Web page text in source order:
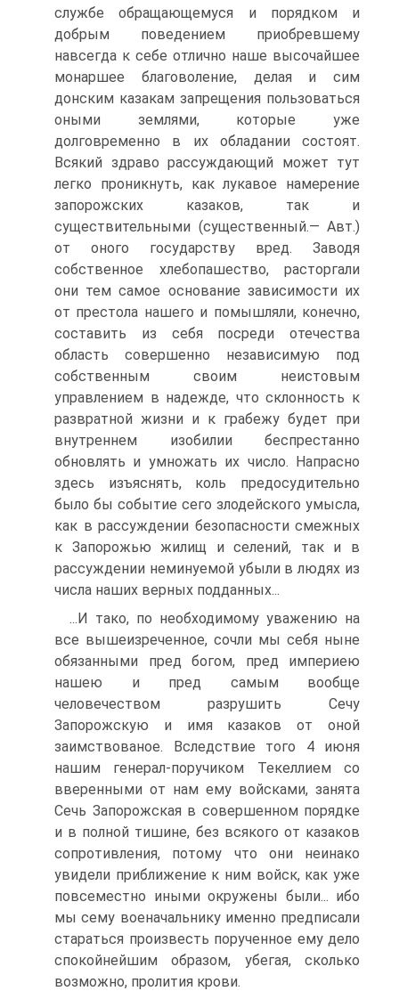
службе обращающемуся и порядком и
добрым поведением приобревшему
навсегда к себе отлично наше высочайшее
монаршее благоволение, делая и сим
донским казакам запрещения пользоваться
оными землями, которые уже
долговременно в их обладании состоят.
Всякий здраво рассуж­дающий может тут
легко проникнуть, как лукавое намерение
запо­рожских казаков, так и
существительными (существенный.— Авт.)
от оного государству вред. Заводя
собственное хлебопашество, ра­сторгали
они тем самое основание зависимости их
от престола нашего и помышляли, конечно,
составить из себя посреди отечества
область совершенно независимую под
собственным своим неисто­вым
управлением в надежде, что склонность к
развратной жизни и к грабежу будет при
внутреннем изобилии беспрестанно
обновлять и умножать их число. Напрасно
здесь изъяснять, коль предосуди­тельно
было бы событие сего злодейского умысла,
как в рассуждении безопасности смежных
к Запорожью жилищ и селений, так и в
рассуждении неминуемой убыли в людях из
числа наших верных подданных...
...И тако, по необходимому уважению на
все вышеизреченное, сочли мы себя ныне
обязанными пред богом, пред империею
нашею и пред самым вообще
человечеством разрушить Сечу
Запорожскую и имя казаков от оной
заимствованое. Вследствие того 4 июня
нашим генерал-поручиком Текеллием со
вверенными от нам ему войсками, занята
Сечь Запорожская в совершенном порядке
и в полной тишине, без всякого от казаков
сопротивления, потому что они неинако
увидели приближение к ним войск, как уже
повсеме­стно иными окружены были... ибо
мы сему военачальнику именно предписали
стараться произвесть порученное ему дело
спокойней­шим образом, убегая, сколько
возможно, пролития крови.